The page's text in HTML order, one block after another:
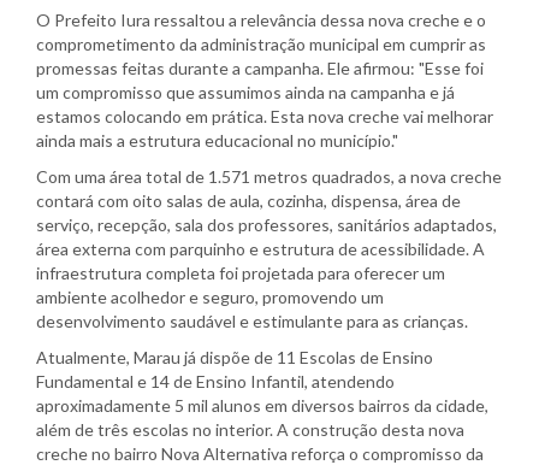
O Prefeito Iura ressaltou a relevância dessa nova creche e o
comprometimento da administração municipal em cumprir as
promessas feitas durante a campanha. Ele afirmou: "Esse foi
um compromisso que assumimos ainda na campanha e já
estamos colocando em prática. Esta nova creche vai melhorar
ainda mais a estrutura educacional no município."
Com uma área total de 1.571 metros quadrados, a nova creche
contará com oito salas de aula, cozinha, dispensa, área de
serviço, recepção, sala dos professores, sanitários adaptados,
área externa com parquinho e estrutura de acessibilidade. A
infraestrutura completa foi projetada para oferecer um
ambiente acolhedor e seguro, promovendo um
desenvolvimento saudável e estimulante para as crianças.
Atualmente, Marau já dispõe de 11 Escolas de Ensino
Fundamental e 14 de Ensino Infantil, atendendo
aproximadamente 5 mil alunos em diversos bairros da cidade,
além de três escolas no interior. A construção desta nova
creche no bairro Nova Alternativa reforça o compromisso da